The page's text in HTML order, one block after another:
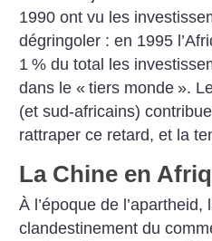
1990 ont vu les
dégringoler : en 1995
1 % du total les
dans le « tiers monde ».
(et sud-africains)
rattraper ce retard, et la
La Chine en
À l’époque de
clandestinement du